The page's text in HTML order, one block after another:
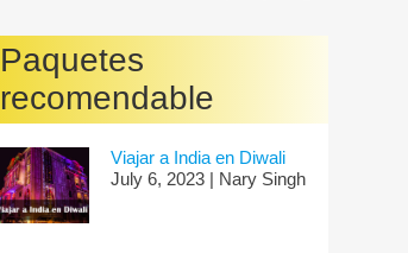
Paquetes
recomendable
Viajar a India en Diwali
July 6, 2023 | Nary Singh